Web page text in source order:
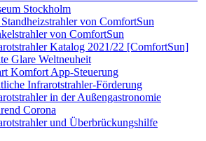
Stockholm
von ComfortSun
von ComfortSun
Katalog 2021/22 [ComfortSun]
Glare Weltneuheit
Komfort App-Steuerung
Infrarotstrahler-Förderung
in der Außengastronomie
Corona
und Überbrückungshilfe